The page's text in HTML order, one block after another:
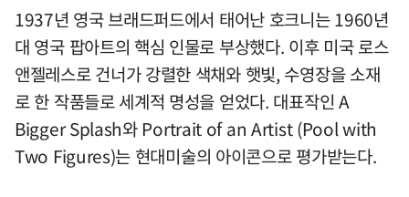
1937년 영국 브래드퍼드에서 태어난 호크니는 1960년
대 영국 팝아트의 핵심 인물로 부상했다. 이후 미국 로스
앤젤레스로 건너가 강렬한 색채와 햇빛, 수영장을 소재
로 한 작품들로 세계적 명성을 얻었다. 대표작인 A
Bigger Splash와 Portrait of an Artist (Pool with
Two Figures)는 현대미술의 아이콘으로 평가받는다.